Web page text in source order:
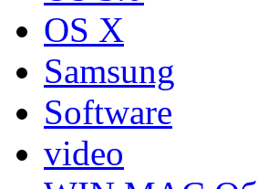
OS X
Samsung
Software
video